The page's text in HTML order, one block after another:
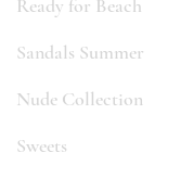
Ready for Beach
Sandals Summer
Nude Collection
Sweets